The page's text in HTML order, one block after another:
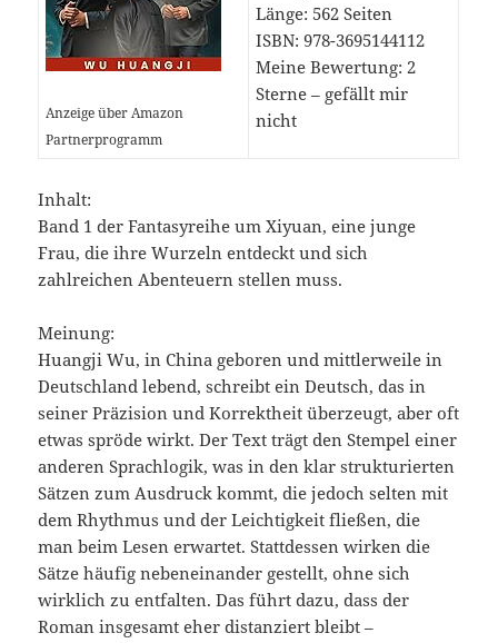
Anzeige über Amazon
Partnerprogramm
Länge: 562 Seiten
ISBN: ‎978-3695144112
Meine Bewertung: 2
Sterne – gefällt mir
nicht
Inhalt:
Band 1 der Fantasyreihe um Xiyuan, eine junge
Frau, die ihre Wurzeln entdeckt und sich
zahlreichen Abenteuern stellen muss.
Meinung:
Huangji Wu, in China geboren und mittlerweile in
Deutschland lebend, schreibt ein Deutsch, das in
seiner Präzision und Korrektheit überzeugt, aber oft
etwas spröde wirkt. Der Text trägt den Stempel einer
anderen Sprachlogik, was in den klar strukturierten
Sätzen zum Ausdruck kommt, die jedoch selten mit
dem Rhythmus und der Leichtigkeit fließen, die
man beim Lesen erwartet. Stattdessen wirken die
Sätze häufig nebeneinander gestellt, ohne sich
wirklich zu entfalten. Das führt dazu, dass der
Roman insgesamt eher distanziert bleibt –